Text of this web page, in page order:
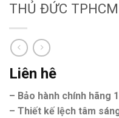
THỦ ĐỨC
Liên hê
– Bảo hành chính hãng
– Thiết kế lệch tâm